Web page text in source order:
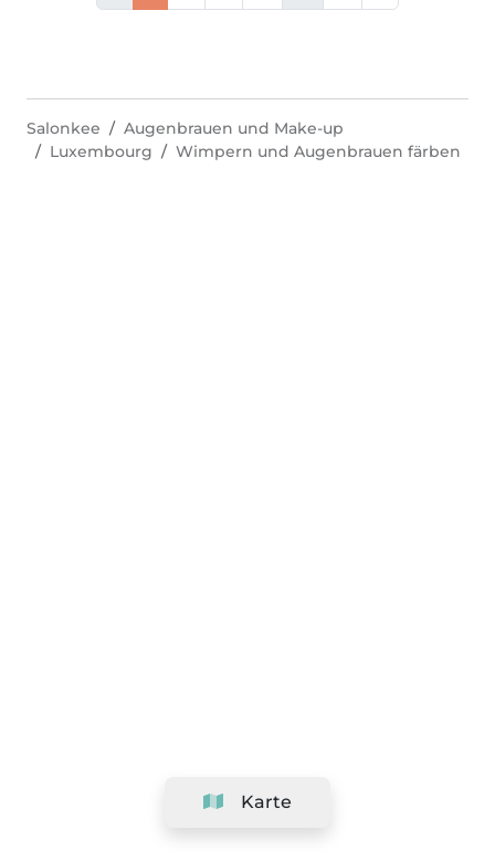
Karte
Salonkee
Augenbrauen und Make-up
Luxembourg
Wimpern und Augenbrauen färben